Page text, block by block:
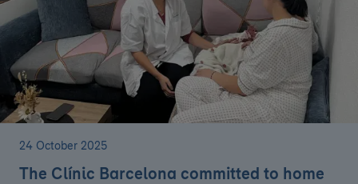
24 October 2025
The Clínic Barcelona committed to home